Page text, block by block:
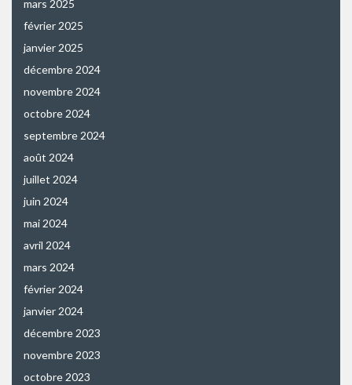
mars 2025
février 2025
janvier 2025
décembre 2024
novembre 2024
octobre 2024
septembre 2024
août 2024
juillet 2024
juin 2024
mai 2024
avril 2024
mars 2024
février 2024
janvier 2024
décembre 2023
novembre 2023
octobre 2023